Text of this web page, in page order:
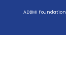
ADBMI Foundation